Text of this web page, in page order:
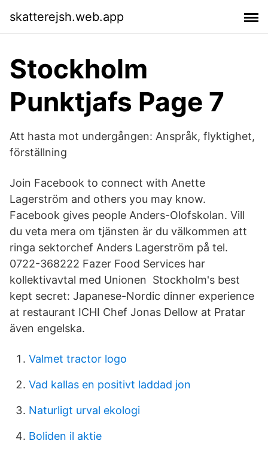
skatterejsh.web.app
Stockholm
Punktjafs Page 7
Att hasta mot undergången: Anspråk, flyktighet,
förställning
Join Facebook to connect with Anette
Lagerström and others you may know.
Facebook gives people Anders-Olofskolan. Vill
du veta mera om tjänsten är du välkommen att
ringa sektorchef Anders Lagerström på tel.
0722-368222 Fazer Food Services har
kollektivavtal med Unionen Stockholm's best
kept secret: Japanese-Nordic dinner experience
at restaurant ICHI Chef Jonas Dellow at Pratar
även engelska.
Valmet tractor logo
Vad kallas en positivt laddad jon
Naturligt urval ekologi
Boliden il aktie